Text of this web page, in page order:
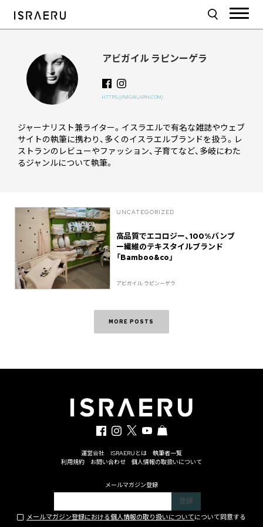
アビガイル ラピンーゲラ
HTTPS://AVIGAILAPIN.COM/
ジャーナリスト兼ライター。イスラエルで有名な雑誌やウェブ
サイトの執筆に携わり、多くのイスラエルブランドを扱う。レ
ストランのレビューやファッション、子育てなど、多岐にわた
るジャンルについて執筆。
UNCATEGORIZED
高品質でエコロジー、100%バンブ
ー繊維のテキスタイルブランド
「Bamboo&co」
アビガイル ラピンーゲラ
MORE POSTS
運営会社 ISRAERUとは
執筆者一覧
利用規約
お問い合わせ 個人情報の取扱いについて
メールマガジン登録
メールマガジン登録における個人情報の取り扱いについてについて同意する